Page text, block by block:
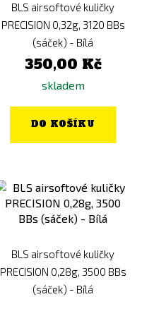
BLS airsoftové kuličky
PRECISION 0,32g, 3120 BBs
(sáček) - Bílá
350,00 Kč
skladem
DO KOŠÍKU
BLS airsoftové kuličky
PRECISION 0,28g, 3500 BBs
(sáček) - Bílá